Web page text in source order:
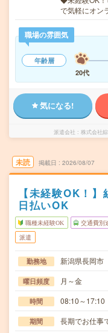
で気軽にオン
職場の雰囲気
年齢層
20代
気になる!
派遣会社 株式会社
未読 掲載日 2026/08/07
【未経験OK！
日払いOK
職種未経験OK 交通費別
派遣
勤務地 新潟県長岡市
曜日頻度 月～金
時間 08:10～17:10
期間 長期でお仕事